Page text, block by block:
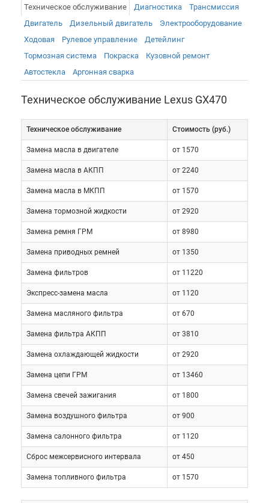
Техническое обслуживание ТО Lexus GX 470 может
существенно осложняться именно достаточно
малым распространением модели в нашей стране.
Несмотря на то, что надежность и качество
автомобиля заслуживает самые высокие отзывы,
Лексус ГХ 470 имеет большое значение. Это
обусловлено, прежде всего, тем, какой может быть
цена ремонта автомобиля, поскольку даже при
небольшой неисправности приходится купить
дорогостоящие запчасти. Плановое обслуживание
Lexus GX 470 позволяет поддерживать автомобиль
практически в идеальном состоянии в течение
многих лет. Однако найти специалистов,
способных обеспечить такое обслуживание,
зачастую бывает довольно трудно. Автосервис
«Токио Сервис» в Москве осуществляет недорого
послегарантийное обслуживание Лексус GХ 470 на
высоком профессиональном уровне. Наши
специалисты обладают отличной квалификацией,
которая постоянно повышается. Мы используем
современное оборудование и передовые
технологии, что позволяет нам осуществлять
обслуживание Lexus GX 470, предлагая свои услуги
сравнительно дешево.
Техническое обслуживание Диагностика
Трансмиссия
Двигатель
Дизельный двигатель
Электрооборудованиe
Ходовая
Рулевое управление
Детейлинг
Тормозная система
Покраска
Кузовной ремонт
Автостекла
Аргонная сварка
Техническое обслуживание Lexus GX470
Техническое обслуживание Cтоимость (руб.)
Замена масла в двигателе от 1570
Замена масла в АКПП от 2240
Замена масла в МКПП от 1570
Замена тормозной жидкости от 2920
Замена ремня ГРМ от 8980
Замена приводных ремней от 1350
Замена фильтров от 11220
Экспресс-замена масла от 1120
Замена масляного фильтра от 670
Замена фильтра АКПП от 3810
Замена охлаждающей жидкости от 2920
Замена цепи ГРМ от 13460
Замена свечей зажигания от 1800
Замена воздушного фильтра от 900
Замена салонного фильтра от 1120
Сброс межсервисного интервала от 450
Замена топливного фильтра от 1570